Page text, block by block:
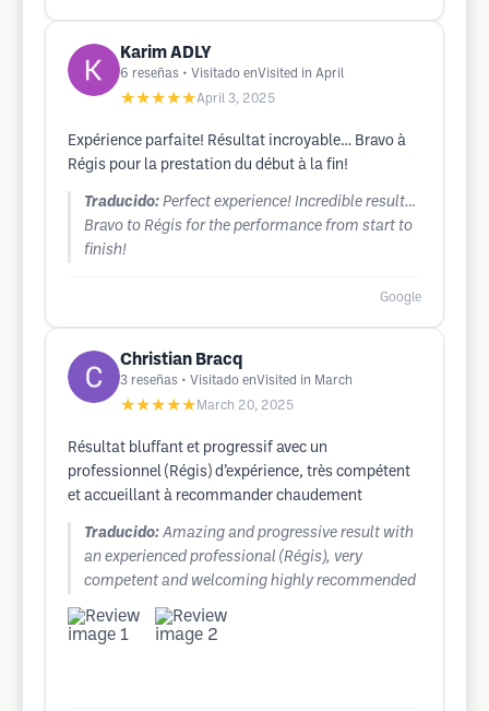
Karim ADLY
6 reseñas • Visitado enVisited in April
★★★★★April 3, 2025
Expérience parfaite! Résultat incroyable… Bravo à
Régis pour la prestation du début à la fin!
Traducido: Perfect experience! Incredible result…
Bravo to Régis for the performance from start to
finish!
Google
Christian Bracq
3 reseñas • Visitado enVisited in March
★★★★★ March 20, 2025
Résultat bluffant et progressif avec un
professionnel (Régis) d’expérience, très compétent
et accueillant à recommander chaudement
Traducido: Amazing and progressive result with
an experienced professional (Régis), very
competent and welcoming highly recommended